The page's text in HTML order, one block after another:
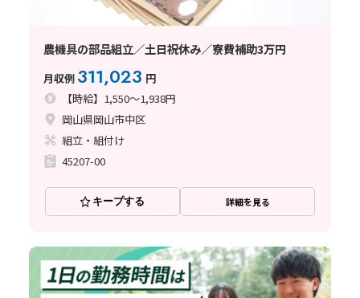
農機具の部品組立／土日祝休み／寮費補助3万円
月収例 311,023 円
【時給】1,550～1,938円
岡山県岡山市中区
組立・組付け
45207-00
キープする 詳細を見る